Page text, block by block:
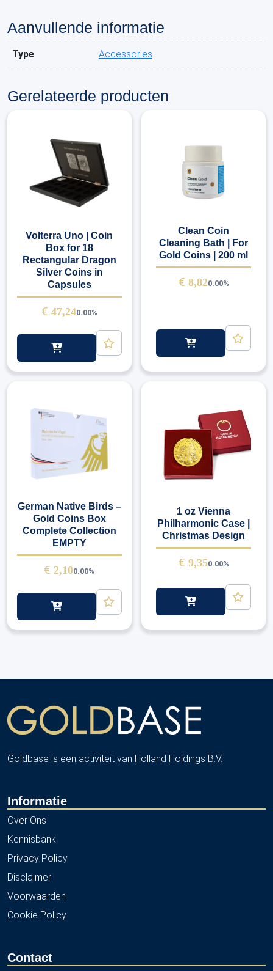
Aanvullende informatie
Type Accessories
Gerelateerde producten
Volterra Uno | Coin
Box for 18
Rectangular Dragon
Silver Coins in
Capsules
€ 47,240.00%
Clean Coin
Cleaning Bath | For
Gold Coins | 200 ml
€ 8,820.00%
German Native Birds –
Gold Coins Box
Complete Collection
EMPTY
€ 2,100.00%
1 oz Vienna
Philharmonic Case |
Christmas Design
€ 9,350.00%
Goldbase is een activiteit van Holland Holdings B.V.
Informatie
Over Ons
Kennisbank
Privacy Policy
Disclaimer
Voorwaarden
Cookie Policy
Contact